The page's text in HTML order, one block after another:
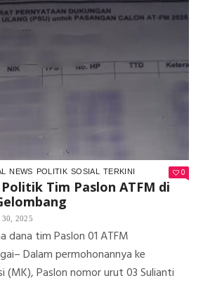
NEWS POLITIK SOSIAL TERKINI 0
Tim Paslon ATFM di
30, 2025
dana tim Paslon 01 ATFM
Dalam permohonannya ke
(MK), Paslon nomor urut 03 Sulianti